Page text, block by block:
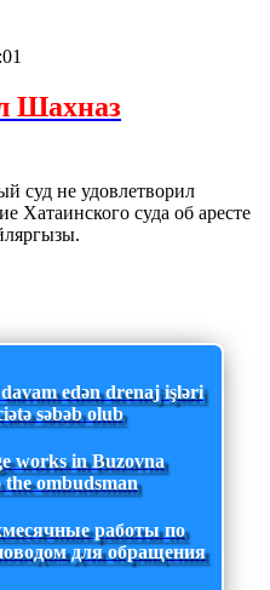
Шахназ
суд не удовлетворил
Хатаинского суда об аресте
edən drenaj işləri
səbəb olub
works in Buzovna
ombudsman
работы по
для обращения